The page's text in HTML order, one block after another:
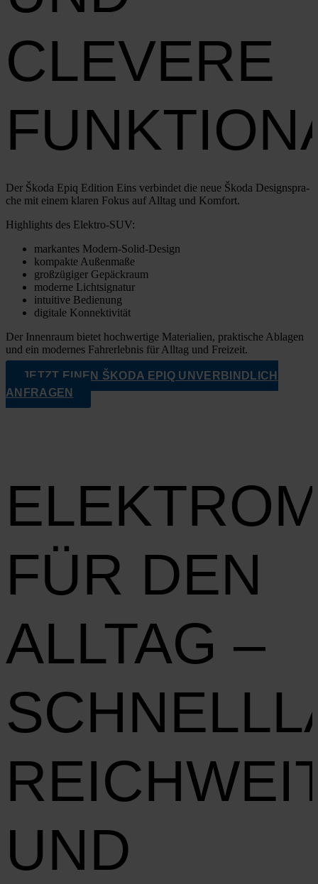
CLEVERE
Der Ško­da Epiq Edi­ti­on Eins ver­bin­det die neue Ško­da Design­spra­
che mit einem kla­ren Fokus auf All­tag und Kom­fort.
High­lights des Elek­­t­ro-SUV:
mar­kan­tes Modern-Solid-Design
kom­pak­te Außen­ma­ße
groß­zü­gi­ger Gepäck­raum
moder­ne Licht­si­gna­tur
intui­ti­ve Bedie­nung
digi­ta­le Kon­nek­ti­vi­tät
Der Innen­raum bie­tet hoch­wer­ti­ge Mate­ria­li­en, prak­ti­sche Abla­gen
und ein moder­nes Fahr­erleb­nis für All­tag und Frei­zeit.
JETZT EINEN ŠKO­DA EPIQ UNVER­BIND­LICH
ANFRA­GEN
FÜR DEN
ALLTAG –
UND